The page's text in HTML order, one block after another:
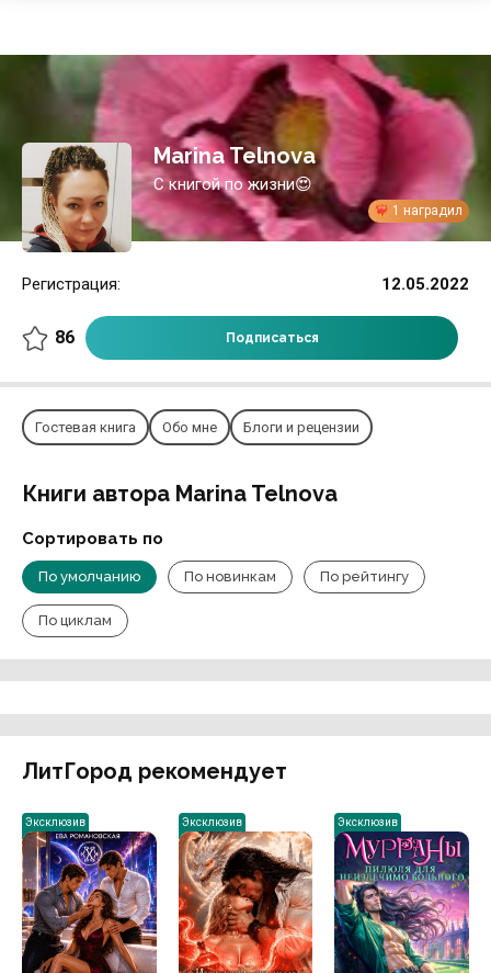
Marina Telnova
С книгой по жизни😍
1 наградил
12.05.2022
Регистрация:
86 Подписаться
Гостевая книга Обо мне Блоги и рецензии
Книги автора Marina Telnova
Сортировать по
По умолчанию По новинкам По рейтингу
По циклам
ЛитГород рекомендует
Эксклюзив Эксклюзив Эксклюзив